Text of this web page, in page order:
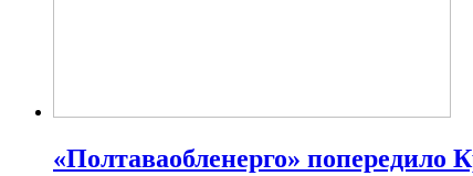
«Полтаваобленерго» попередило